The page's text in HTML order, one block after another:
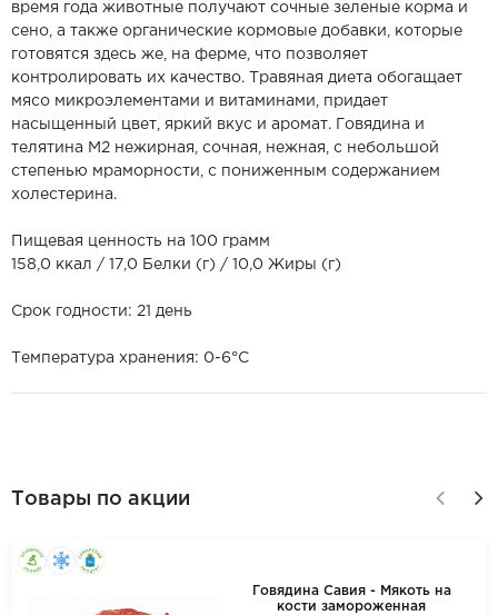
время года животные получают сочные зеленые корма и
сено, а также органические кормовые добавки, которые
готовятся здесь же, на ферме, что позволяет
контролировать их качество. Травяная диета обогащает
мясо микроэлементами и витаминами, придает
насыщенный цвет, яркий вкус и аромат. Говядина и
телятина М2 нежирная, сочная, нежная, с небольшой
степенью мраморности, с пониженным содержанием
холестерина.
Пищевая ценность на 100 грамм
158,0 ккал / 17,0 Белки (г) / 10,0 Жиры (г)
Срок годности: 21 день
Температура хранения: 0-6°С
Товары по акции
Говядина Савия - Мякоть на
кости замороженная